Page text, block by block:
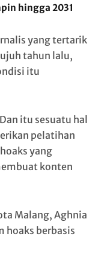
hingga 2031
yang tertarik
tahun lalu,
itu
itu sesuatu hal
pelatihan
yang
konten
Malang, Aghnia
hoaks berbasis